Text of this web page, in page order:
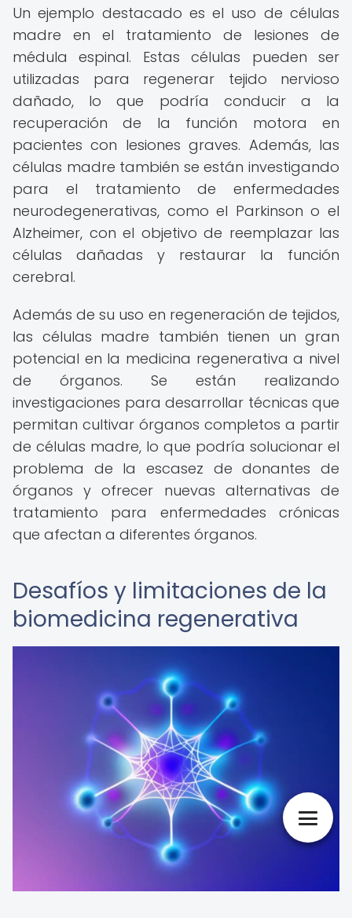
Un ejemplo destacado es el uso de células
madre en el tratamiento de lesiones de
médula espinal. Estas células pueden ser
utilizadas para regenerar tejido nervioso
dañado, lo que podría conducir a la
recuperación de la función motora en
pacientes con lesiones graves. Además, las
células madre también se están investigando
para el tratamiento de enfermedades
neurodegenerativas, como el Parkinson o el
Alzheimer, con el objetivo de reemplazar las
células dañadas y restaurar la función
cerebral.
Además de su uso en regeneración de tejidos,
las células madre también tienen un gran
potencial en la medicina regenerativa a nivel
de órganos. Se están realizando
investigaciones para desarrollar técnicas que
permitan cultivar órganos completos a partir
de células madre, lo que podría solucionar el
problema de la escasez de donantes de
órganos y ofrecer nuevas alternativas de
tratamiento para enfermedades crónicas
que afectan a diferentes órganos.
Desafíos y limitaciones de la
biomedicina regenerativa